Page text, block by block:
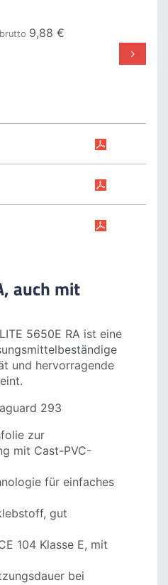
brutto 9,88 €
auch mit
5650E RA ist eine
und hervorragende
293
zur
mit Cast-PVC-
für einfaches
gut
104 Klasse E, mit
bei